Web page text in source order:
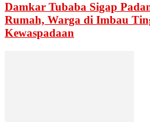
Damkar Tubaba Sigap
Rumah, Warga di Imbau
Kewaspadaan